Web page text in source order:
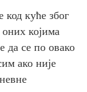
код куће због
којима
да се по овако
ако није